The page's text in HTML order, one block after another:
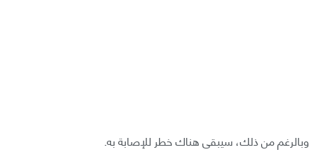
وبالرغم من ذلك، سيبقى هناك خطر للإصابة به.